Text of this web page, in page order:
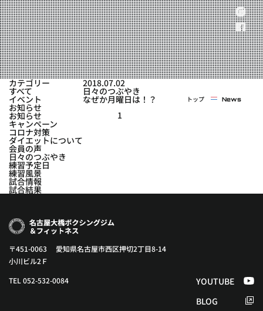
大会チケット購入
キャンペーン
実戦コース
料金システム
選手紹介
よくある質問
フィットネスコース
料金システム
ビフォーアフター
YOUTUBE BLOG
トップ News
カテゴリー
すべて
イベント
お知らせ
お知らせ
キャンペーン
コロナ対策
ダイエットについて
会員の声
日々のつぶやき
練習予定日
練習風景
試合情報
試合結果
2018.07.02
日々のつぶやき
なぜか月曜日は！？
1
〒451-0063 愛知県名古屋市西区押切2丁目8-14
小川ビル2Ｆ
TEL 052-532-0084
YOUTUBE
BLOG